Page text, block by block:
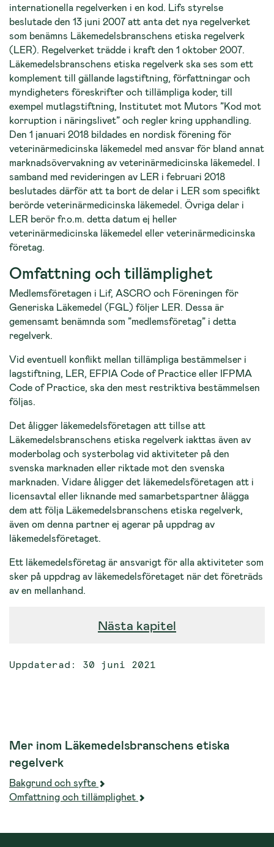
internationella regelverken i en kod. Lifs styrelse
beslutade den 13 juni 2007 att anta det nya regelverket
som benämns Läkemedelsbranschens etiska regelverk
(LER). Regelverket trädde i kraft den 1 oktober 2007.
Läkemedelsbranschens etiska regelverk ska ses som ett
komplement till gällande lagstiftning, författningar och
myndigheters föreskrifter och tillämpliga koder, till
exempel mutlagstiftning, Institutet mot Mutors ”Kod mot
korruption i näringslivet” och regler kring upphandling.
Den 1 januari 2018 bildades en nordisk förening för
veterinärmedicinska läkemedel med ansvar för bland annat
marknadsövervakning av veterinärmedicinska läkemedel. I
samband med revideringen av LER i februari 2018
beslutades därför att ta bort de delar i LER som specifikt
berörde veterinärmedicinska läkemedel. Övriga delar i
LER berör fr.o.m. detta datum ej heller
veterinärmedicinska läkemedel eller veterinärmedicinska
företag.
Omfattning och tillämplighet
Medlemsföretagen i Lif, ASCRO och Föreningen för
Generiska Läkemedel (FGL) följer LER. Dessa är
gemensamt benämnda som ”medlemsföretag” i detta
regelverk.
Vid eventuell konflikt mellan tillämpliga bestämmelser i
lagstiftning, LER, EFPIA Code of Practice eller IFPMA
Code of Practice, ska den mest restriktiva bestämmelsen
följas.
Det åligger läkemedelsföretagen att tillse att
Läkemedelsbranschens etiska regelverk iakttas även av
moderbolag och systerbolag vid aktiviteter på den
svenska marknaden eller riktade mot den svenska
marknaden. Vidare åligger det läkemedelsföretagen att i
licensavtal eller liknande med samarbetspartner ålägga
dem att följa Läkemedelsbranschens etiska regelverk,
även om denna partner ej agerar på uppdrag av
läkemedelsföretaget.
Ett läkemedelsföretag är ansvarigt för alla aktiviteter som
sker på uppdrag av läkemedelsföretaget när det företräds
av en mellanhand.
Nästa kapitel
Uppdaterad: 30 juni 2021
Mer inom Läkemedelsbranschens etiska
regelverk
Bakgrund och syfte
Omfattning och tillämplighet